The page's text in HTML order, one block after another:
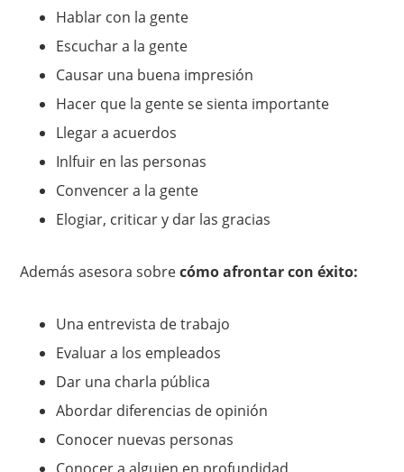
Hablar con la gente
Escuchar a la gente
Causar una buena impresión
Hacer que la gente se sienta importante
Llegar a acuerdos
Inlfuir en las personas
Convencer a la gente
Elogiar, criticar y dar las gracias
Además asesora sobrecómo afrontar con éxito:
Una entrevista de trabajo
Evaluar a los empleados
Dar una charla pública
Abordar diferencias de opinión
Conocer nuevas personas